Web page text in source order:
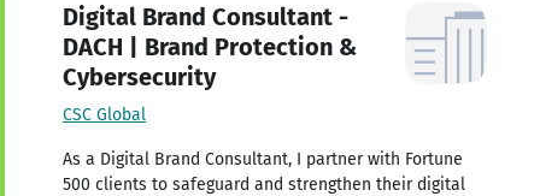
Digital Brand Consultant -
DACH | Brand Protection &
Cybersecurity
CSC Global
As a Digital Brand Consultant, I partner with Fortune
500 clients to safeguard and strengthen their digital